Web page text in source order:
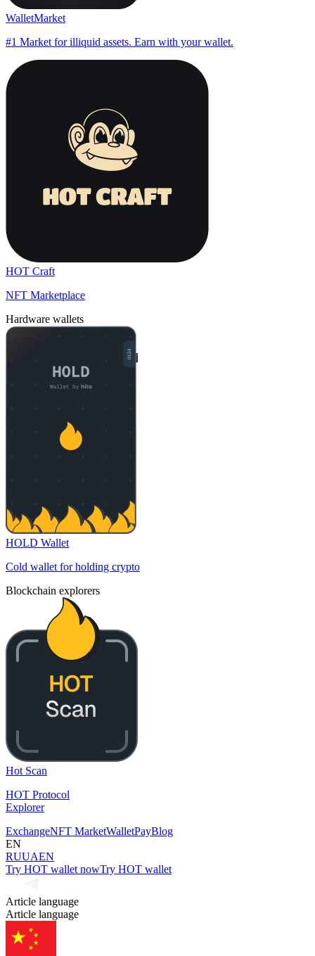
WalletMarket
#1 Market for illiquid assets. Earn with your wallet.
HOT Craft
NFT Marketplace
Hardware wallets
HOLD Wallet
Cold wallet for holding crypto
Blockchain explorers
Hot Scan
HOT Protocol
Explorer
ExchangeNFT MarketWalletPayBlog
EN
RUUAEN
Try HOT wallet nowTry HOT wallet
Article language
Article language